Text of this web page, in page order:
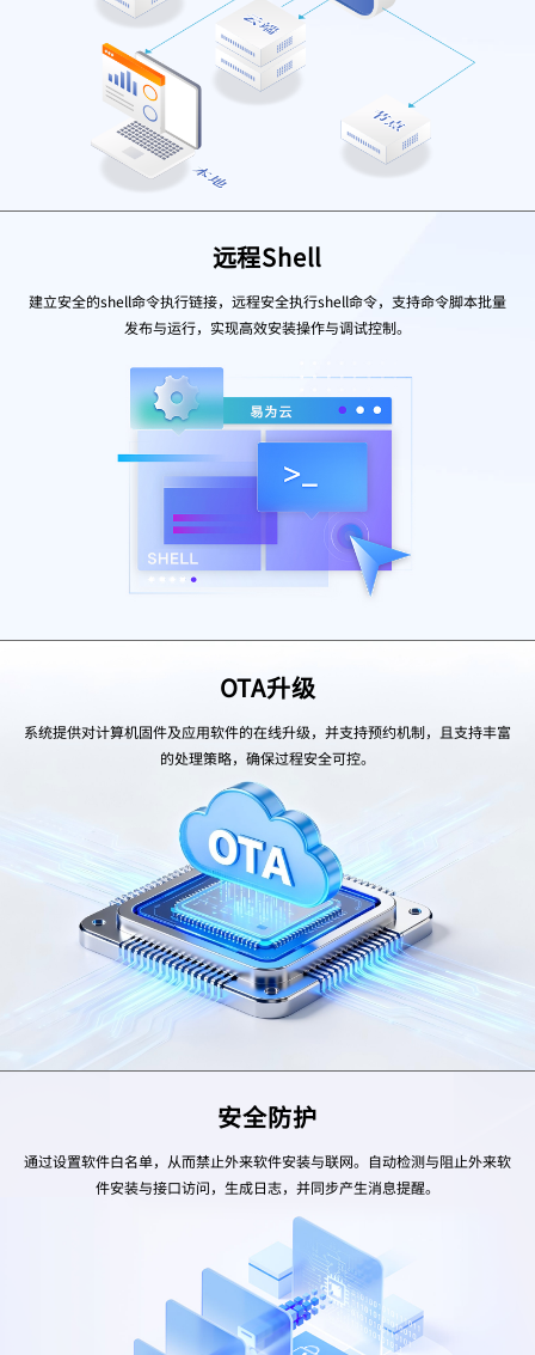
远程Shell
建立安全的shell命令执行链接，远程安全执行shell命令，支持命令脚本批量
发布与运行，实现高效安装操作与调试控制。
OTA升级
系统提供对计算机固件及应用软件的在线升级，并支持预约机制，且支持丰富
的处理策略，确保过程安全可控。
安全防护
通过设置软件白名单，从而禁止外来软件安装与联网。自动检测与阻止外来软
件安装与接口访问，生成日志，并同步产生消息提醒。